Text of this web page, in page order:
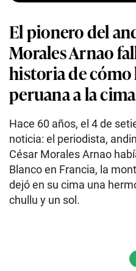
El pionero del
Morales Arnao
historia de cómo
peruana a la
Hace 60 años, el 4 de
noticia: el periodista,
César Morales Arnao
Blanco en Francia, la
dejó en su cima una
chullu y un sol.